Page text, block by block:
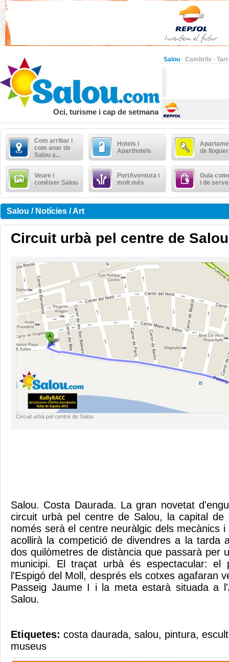
Salou · Cambrils ·
Oci, turisme i cap de setmana
Com arribar i
com anar de
Salou a...
Hotels i
Aparthotels
de lloguer
Veure i
conèixer Salou
PortAventura i
molt més
Guia
i de
Salou / Notícies / Art
Circuit urbà pel centre de Salou
Circuit urbà pel centre de Salou
Salou. Costa Daurada. La gran novetat
circuit urbà pel centre de Salou, la capital de
només serà el centre neuràlgic dels mecànics
acollirà la competició de divendres a la tarda
dos quilòmetres de distància que passarà per
municipi. El traçat urbà és espectacular: el
l'Espigó del Moll, després els cotxes agafaran
Passeig Jaume I i la meta estarà situada a
Salou.
Etiquetes: costa daurada, salou, pintura,
museus